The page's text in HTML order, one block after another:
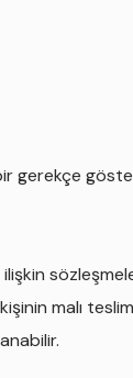
gerekçe
ilişkin
malı